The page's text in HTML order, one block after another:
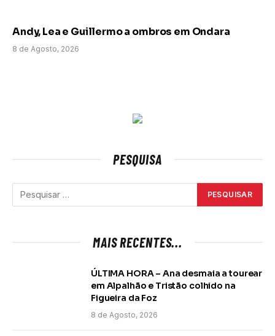
Andy, Lea e Guillermo a ombros em Ondara
8 de Agosto, 2026
PESQUISA
MAIS RECENTES...
ÚLTIMA HORA – Ana desmaia a tourear
em Alpalhão e Tristão colhido na
Figueira da Foz
8 de Agosto, 2026